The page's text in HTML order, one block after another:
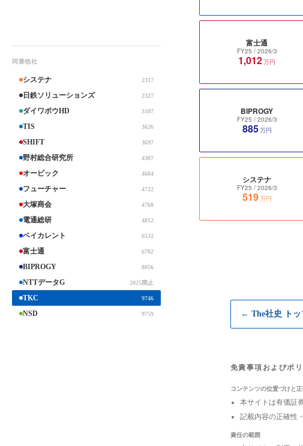
同業他社
システナ 2317
日鉄ソリューションズ 2327
ダイワボウHD 3107
TIS 3626
SHIFT 3697
野村総合研究所 4307
オービック 4684
フューチャー 4722
大塚商会 4768
電通総研 4812
ベイカレント 6532
富士通 6702
BIPROGY 8056
NTTデータG 2025廃止
TKC 9746
NSD 9759
富士通
FY25 / 2026/3
1,012万円
BIPROGY
FY25 / 2026/3
885万円
システナ
FY25 / 2026/3
519万円
← The社史 トッ
免責事項およびポ
コンテンツの位置づけと
本サイトは有価証
記載内容の正確性
責任の範囲